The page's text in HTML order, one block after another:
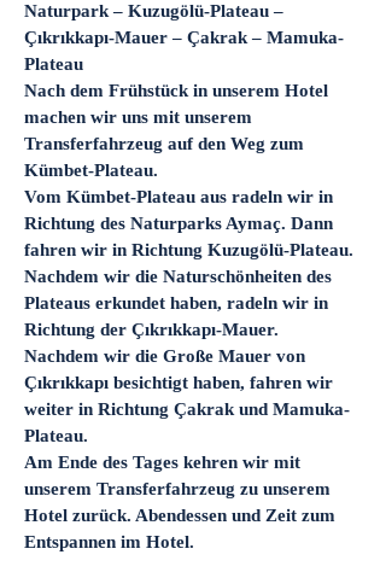
Naturpark – Kuzugölü-Plateau –
Çıkrıkkapı-Mauer – Çakrak – Mamuka-
Plateau
Nach dem Frühstück in unserem Hotel
machen wir uns mit unserem
Transferfahrzeug auf den Weg zum
Kümbet-Plateau.
Vom Kümbet-Plateau aus radeln wir in
Richtung des Naturparks Aymaç. Dann
fahren wir in Richtung Kuzugölü-Plateau.
Nachdem wir die Naturschönheiten des
Plateaus erkundet haben, radeln wir in
Richtung der Çıkrıkkapı-Mauer.
Nachdem wir die Große Mauer von
Çıkrıkkapı besichtigt haben, fahren wir
weiter in Richtung Çakrak und Mamuka-
Plateau.
Am Ende des Tages kehren wir mit
unserem Transferfahrzeug zu unserem
Hotel zurück. Abendessen und Zeit zum
Entspannen im Hotel.